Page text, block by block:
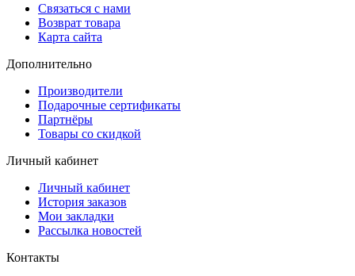
Связаться с нами
Возврат товара
Карта сайта
Дополнительно
Производители
Подарочные сертификаты
Партнёры
Товары со скидкой
Личный кабинет
Личный кабинет
История заказов
Мои закладки
Рассылка новостей
Контакты